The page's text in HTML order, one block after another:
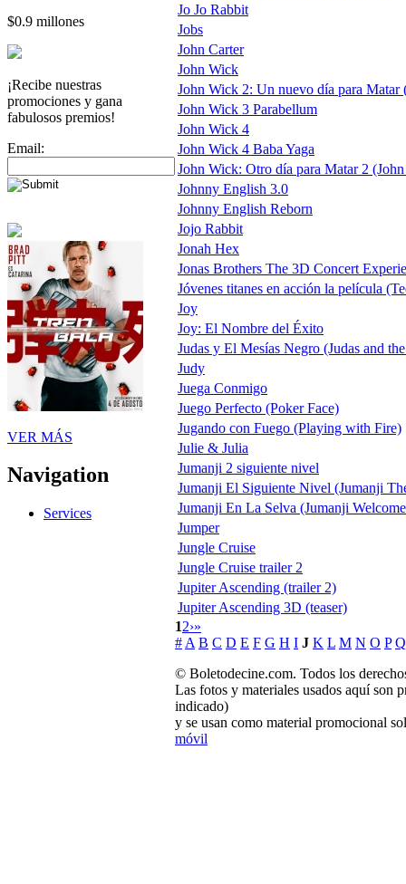
$0.9 millones
¡Recibe nuestras
promociones y gana
fabulosos premios!
Email:
VER MÁS
Navigation
Services
Jo Jo Rabbit
Jobs
John Carter
John Wick
John Wick 2: Un nuevo día para Matar
John Wick 3 Parabellum
John Wick 4
John Wick 4 Baba Yaga
John Wick: Otro día para Matar 2
Johnny English 3.0
Johnny English Reborn
Jojo Rabbit
Jonah Hex
Jonas Brothers The 3D Concert
Jóvenes titanes en acción la película
Joy
Joy: El Nombre del Éxito
Judas y El Mesías Negro (Judas and
Judy
Juega Conmigo
Juego Perfecto (Poker Face)
Jugando con Fuego (Playing with Fire)
Julie & Julia
Jumanji 2 siguiente nivel
Jumanji El Siguiente Nivel (Jumanji
Jumanji En La Selva (Jumanji
Jumper
Jungle Cruise
Jungle Cruise trailer 2
Jupiter Ascending (trailer 2)
Jupiter Ascending 3D (teaser)
12›»
# A B C D E F G H I J K L M N O P Q
© Boletodecine.com. Todos los
Las fotos y materiales usados aquí son
indicado)
y se usan como material promocional
móvil